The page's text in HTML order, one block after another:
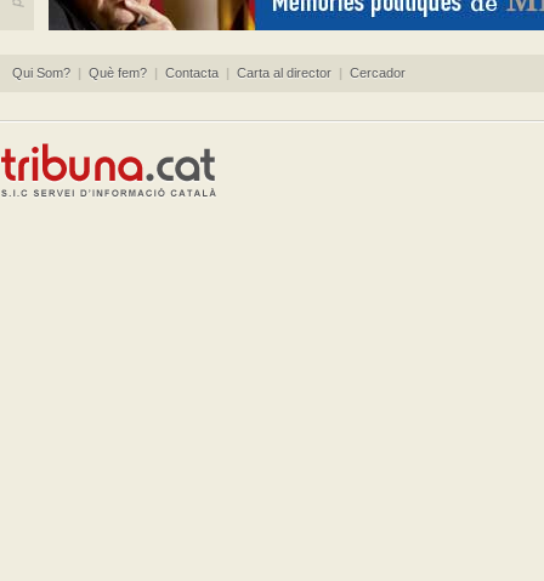
Qui Som? | Què fem? | Contacta | Carta al director | Cercador